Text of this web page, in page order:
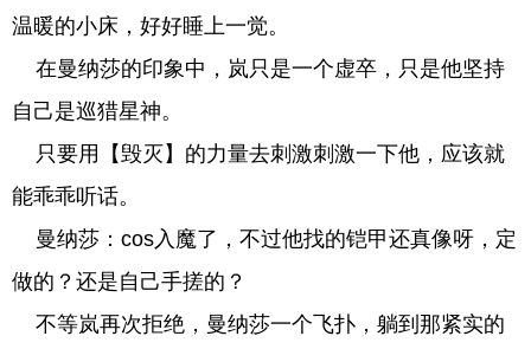
温暖的小床，好好睡上一觉。
在曼纳莎的印象中，岚只是一个虚卒，只是他坚持
自己是巡猎星神。
只要用【毁灭】的力量去刺激刺激一下他，应该就
能乖乖听话。
曼纳莎：cos入魔了，不过他找的铠甲还真像呀，定
做的？还是自己手搓的？
不等岚再次拒绝，曼纳莎一个飞扑，躺到那紧实的